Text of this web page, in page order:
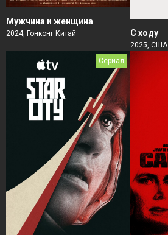
Мужчина и женщина
2024, Гонконг Китай С ходу
2025, США
Сериал